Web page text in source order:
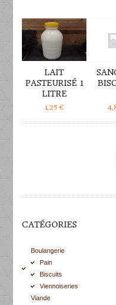
LAIT
PASTEURISÉ 1
LITRE
1,25 €
CATÉGORIES
Boulangerie
Pain
Biscuits
Viennoiseries
Viande